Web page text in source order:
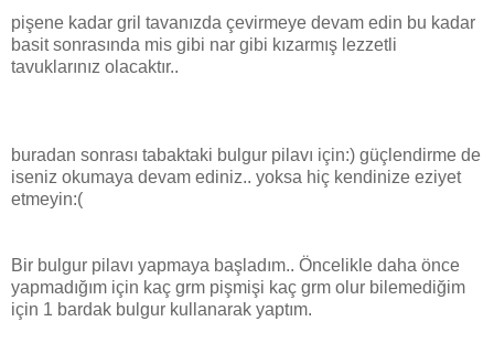
pişene kadar gril tavanızda çevirmeye devam edin bu kadar
basit sonrasında mis gibi nar gibi kızarmış lezzetli
tavuklarınız olacaktır..
buradan sonrası tabaktaki bulgur pilavı için:) güçlendirme de
iseniz okumaya devam ediniz.. yoksa hiç kendinize eziyet
etmeyin:(
Bir bulgur pilavı yapmaya başladım.. Öncelikle daha önce
yapmadığım için kaç grm pişmişi kaç grm olur bilemediğim
için 1 bardak bulgur kullanarak yaptım.